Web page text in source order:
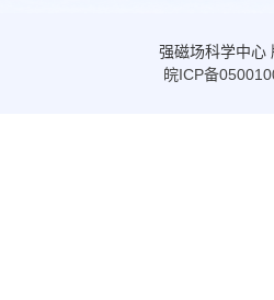
强磁场科学中心
皖ICP备